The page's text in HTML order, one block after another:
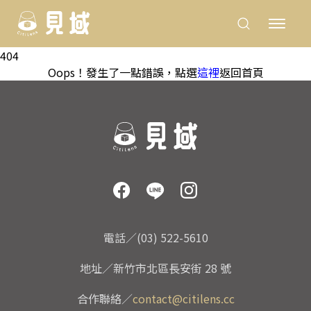
404
Oops！發生了一點錯誤，點選這裡返回首頁
電話／(03) 522-5610
地址／新竹市北區長安街 28 號
合作聯絡／contact@citilens.cc